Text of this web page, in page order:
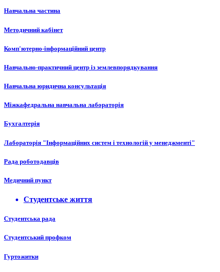
Навчальна частина
Методичний кабінет
Комп'ютерно-інформаційний центр
Навчально-практичний центр із землевпорядкування
Навчальна юридична консультація
Міжкафедральна навчальна лабораторія
Бухгалтерія
Лабораторія "Інформаційних систем і технологій у менеджменті"
Рада роботодавців
Медичний пункт
Студентське життя
Студентська рада
Студентський профком
Гуртожитки